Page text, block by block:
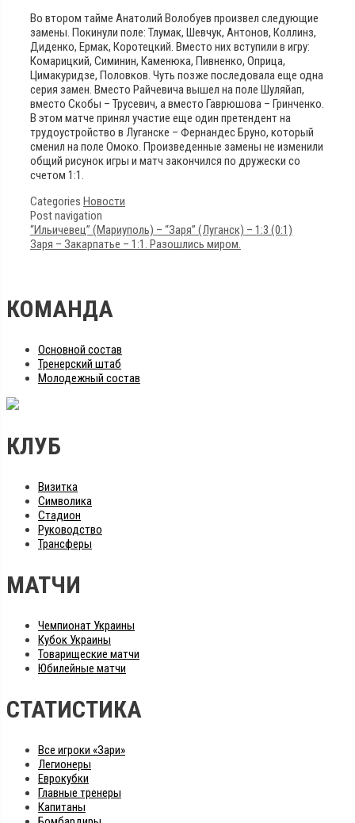
Во втором тайме Анатолий Волобуев произвел следующие
замены. Покинули поле: Тлумак, Шевчук, Антонов, Коллинз,
Диденко, Ермак, Коротецкий. Вместо них вступили в игру:
Комарицкий, Симинин, Каменюка, Пивненко, Оприца,
Цимакуридзе, Половков. Чуть позже последовала еще одна
серия замен. Вместо Райчевича вышел на поле Шуляйап,
вместо Скобы – Трусевич, а вместо Гаврюшова – Гринченко.
В этом матче принял участие еще один претендент на
трудоустройство в Луганске – Фернандес Бруно, который
сменил на поле Омоко. Произведенные замены не изменили
общий рисунок игры и матч закончился по дружески со
счетом 1:1.
Categories Новости
Post navigation
“Ильичевец” (Мариуполь) – “Заря” (Луганск) – 1:3 (0:1)
Заря – Закарпатье – 1:1. Разошлись миром.
КОМАНДА
Основной состав
Тренерский штаб
Молодежный состав
КЛУБ
Визитка
Символика
Стадион
Руководство
Трансферы
МАТЧИ
Чемпионат Украины
Кубок Украины
Товарищеские матчи
Юбилейные матчи
СТАТИСТИКА
Все игроки «Зари»
Легионеры
Еврокубки
Главные тренеры
Капитаны